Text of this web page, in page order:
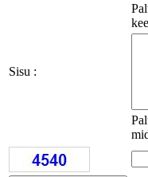
Sisu :